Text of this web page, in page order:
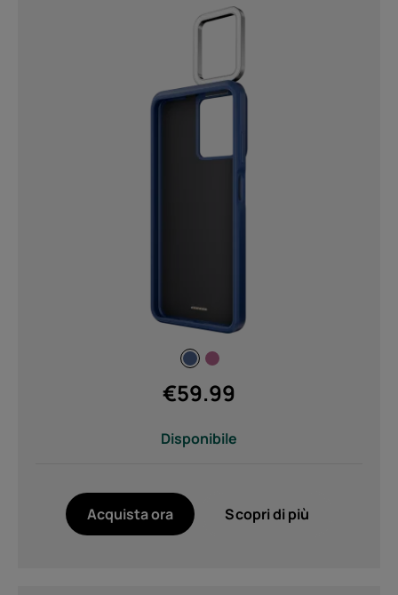
€59.99
Disponibile
Acquista ora Scopri di più